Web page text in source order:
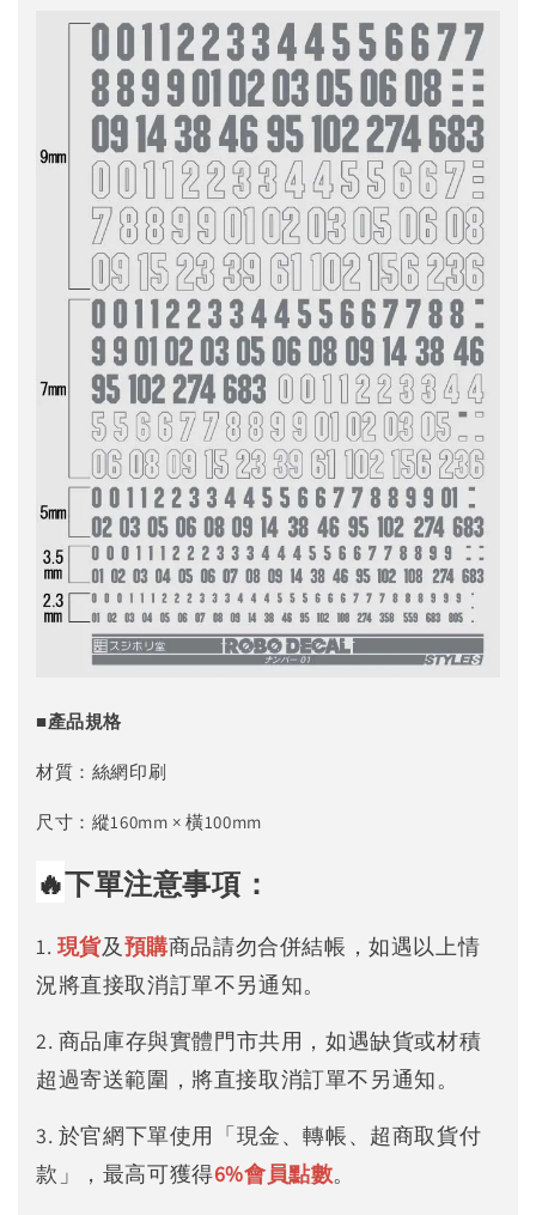
■產品規格
材質：絲網印刷
尺寸：縱160mm × 橫100mm
🔥下單注意事項：
1. 現貨及預購商品請勿合併結帳，如遇以上情
況將直接取消訂單不另通知。
2. 商品庫存與實體門市共用，如遇缺貨或材積
超過寄送範圍，將直接取消訂單不另通知。
3. 於官網下單使用「現金、轉帳、超商取貨付
款」，最高可獲得6%會員點數。